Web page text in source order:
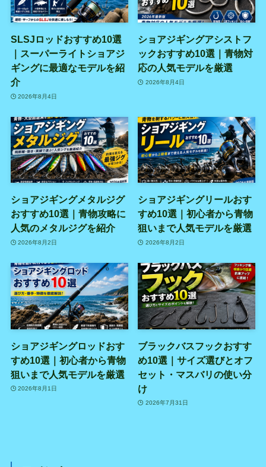
SLSJロッドおすすめ10選
｜スーパーライトショアジ
ギングに最適なモデルを紹
介
2026年8月4日
ショアジギングアシストフ
ックおすすめ10選｜青物対
応の人気モデルを厳選
2026年8月4日
ショアジギングメタルジグ
おすすめ10選｜青物攻略に
人気のメタルジグを紹介
2026年8月2日
ショアジギングリールおす
すめ10選｜初心者から青物
狙いまで人気モデルを厳選
2026年8月2日
ショアジギングロッドおす
すめ10選｜初心者から青物
狙いまで人気モデルを厳選
2026年8月1日
ブラックバスフックおすす
め10選｜サイズ選びとオフ
セット・マスバリの使い分
け
2026年7月31日